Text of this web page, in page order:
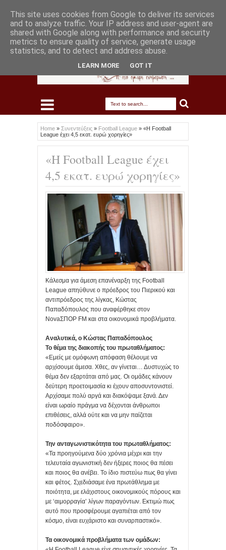
Home » Συνεντεύξεις » Football League » «Η Football
League έχει 4,5 εκατ. ευρώ χορηγίες»
«Η Football League έχει
4,5 εκατ. ευρώ χορηγίες»
Κάλεσμα για άμεση επανέναρξη της Football
League απηύθυνε ο πρόεδρος του Πιερικού και
αντιπρόεδρος της λίγκας, Κώστας
Παπαδόπουλος που αναφέρθηκε στον
NovaΣΠΟΡ FM και στα οικονομικά προβλήματα.
Αναλυτικά, ο Κώστας Παπαδόπουλος
Το θέμα της διακοπής του πρωταθλήματος:
«Εμείς με ομόφωνη απόφαση θέλουμε να
αρχίσουμε άμεσα. Χθες, αν γίνεται… Δυστυχώς το
θέμα δεν εξαρτάται από μας. Οι ομάδες κάνουν
δεύτερη προετοιμασία κι έχουν αποσυντονιστεί.
Αρχίσαμε πολύ αργά και διακόψαμε ξανά. Δεν
είναι ωραίο πράγμα να δέχονται άνθρωποι
επιθέσεις, αλλά ούτε και να μην παίζεται
ποδόσφαιρο».
Την ανταγωνιστικότητα του πρωταθλήματος:
«Τα προηγούμενα δύο χρόνια μέχρι και την
τελευταία αγωνιστική δεν ήξερες ποιος θα πέσει
και ποιος θα ανέβει. Το ίδιο πιστεύω πως θα γίνει
και φέτος. Σχεδιάσαμε ένα πρωτάθλημα με
ποιότητα, με ελάχιστους οικονομικούς πόρους και
με ‘αιμορραγία’ λίγων παραγόντων. Εκτιμώ πως
αυτό που προσφέρουμε αγαπιέται από τον
κόσμο, είναι ευχάριστο και συναρπαστικό».
Τα οικονομικά προβλήματα των ομάδων:
This site uses cookies from Google to deliver its services
and to analyze traffic. Your IP address and user-agent are
shared with Google along with performance and security
metrics to ensure quality of service, generate usage
statistics, and to detect and address abuse.
LEARN MORE GOT IT